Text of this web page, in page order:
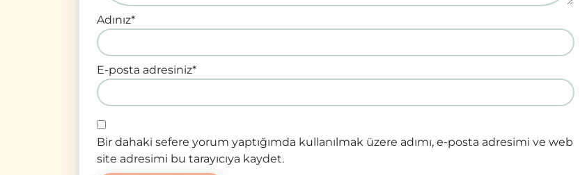
Adınız*
E-posta adresiniz*
Bir dahaki sefere yorum yaptığımda kullanılmak üzere adımı, e-posta adresimi ve web
site adresimi bu tarayıcıya kaydet.